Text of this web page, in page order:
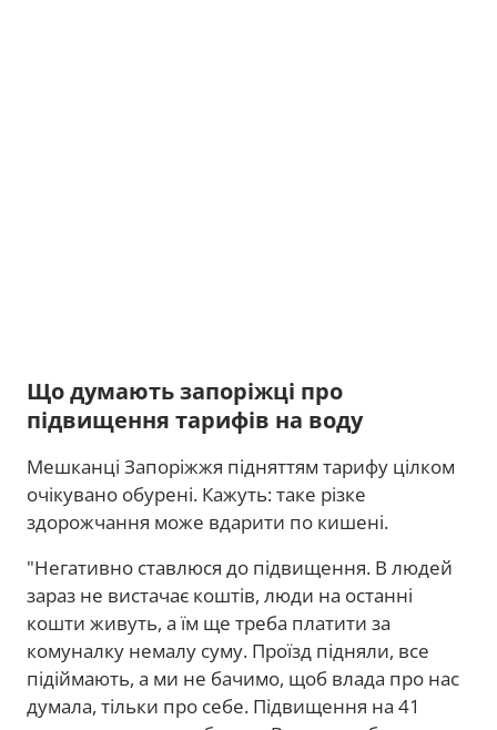
Що думають запоріжці про
підвищення тарифів на воду
Мешканці Запоріжжя підняттям тарифу цілком
очікувано обурені. Кажуть: таке різке
здорожчання може вдарити по кишені.
"Негативно ставлюся до підвищення. В людей
зараз не вистачає коштів, люди на останні
кошти живуть, а їм ще треба платити за
комуналку немалу суму. Проїзд підняли, все
підіймають, а ми не бачимо, щоб влада про нас
думала, тільки про себе. Підвищення на 41